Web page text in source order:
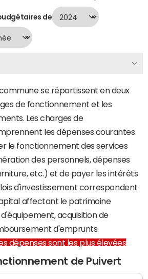
de
se répartissent en deux
de fonctionnement et les
Les charges de
les dépenses courantes
le fonctionnement des services
des personnels, dépenses
etc.) et de payer les intérêts
d'investissement correspondent
affectant le patrimoine
acquisition de
d'emprunts.
dépenses sont les plus élevées
de Puivert